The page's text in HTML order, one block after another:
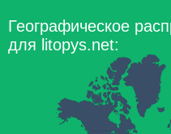
Географическое
для litopys.net: